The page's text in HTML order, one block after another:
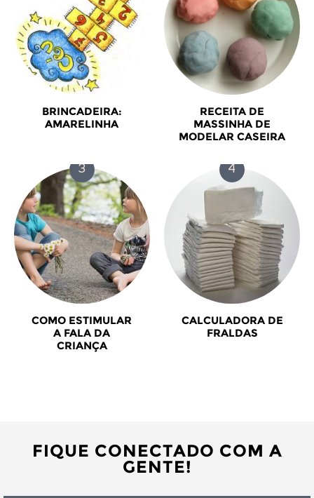
BRINCADEIRA:
AMARELINHA
RECEITA DE
MASSINHA DE
MODELAR CASEIRA
COMO ESTIMULAR
A FALA DA
CRIANÇA
CALCULADORA DE
FRALDAS
FIQUE CONECTADO COM A
GENTE!